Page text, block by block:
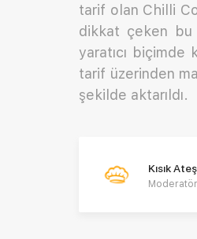
tarif olan Chilli
dikkat çeken bu
yaratıcı biçimde
tarif üzerinden
şekilde aktarıldı.
Kısık
Moderatör